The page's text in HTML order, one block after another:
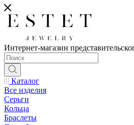
Интернет-магазин
Каталог
Все изделия
Серьги
Кольца
Браслеты